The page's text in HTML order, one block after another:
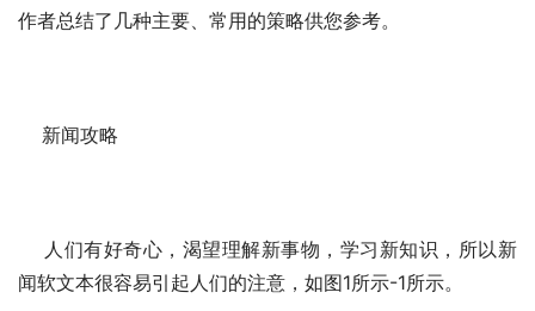
作者总结了几种主要、常用的策略供您参考。
新闻攻略
闻软文本很容易引起人们的注意，如图1所示-1所示。